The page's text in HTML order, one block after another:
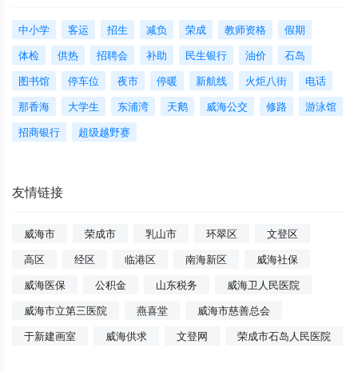
中小学 客运 招生 减负 荣成 教师资格
假期
体检
供热 招聘会 补助 民生银行 油价
石岛
图书馆
停车位 夜市 停暖 新航线 火炬八街
电话
那香海
大学生 东浦湾 天鹅 威海公交 修路
游泳馆
招商银行
超级越野赛
友情链接
威海市 荣成市 乳山市 环翠区
文登区
高区
经区 临港区 南海新区
威海社保
威海医保
公积金 山东税务
威海卫人民医院
威海市立第三医院
燕喜堂
威海市慈善总会
于新建画室
威海供求 文登网 荣成市石岛人民医院